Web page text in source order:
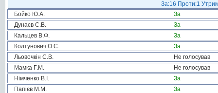
За:16 Проти:1
Бойко Ю.А.
За
Дунаєв С.В.
За
Кальцев В.Ф.
За
Колтунович О.С.
За
Льовочкін С.В.
Не голосував
Мамка Г.М.
Не голосував
Німченко В.І.
За
Папієв М.М.
За